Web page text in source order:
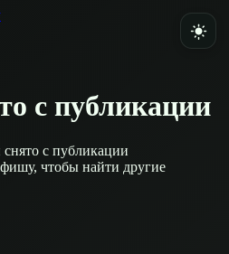
с публикации
с публикации
чтобы найти другие